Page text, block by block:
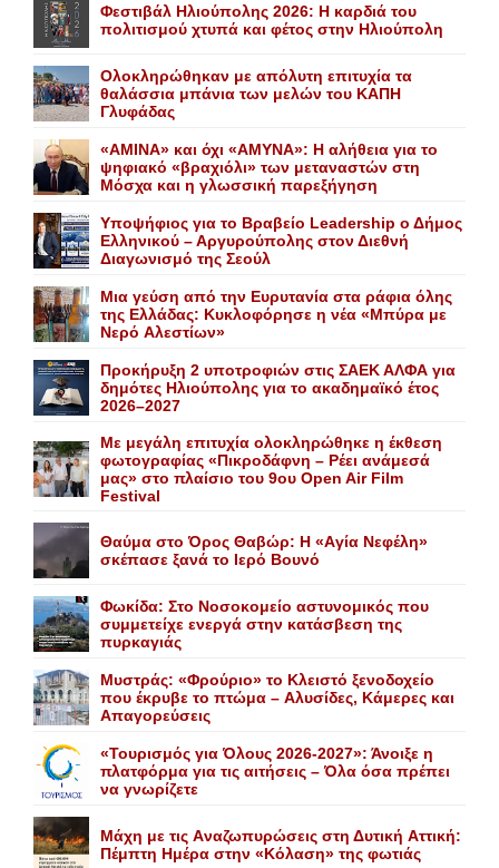
Φεστιβάλ Ηλιούπολης 2026: Η καρδιά του
πολιτισμού χτυπά και φέτος στην Ηλιούπολη
Ολοκληρώθηκαν με απόλυτη επιτυχία τα
θαλάσσια μπάνια των μελών του KAΠH
Γλυφάδας
«AMINA» και όχι «ΑΜΥΝΑ»: Η αλήθεια για το
ψηφιακό «βραχιόλι» των μεταναστών στη
Μόσχα και η γλωσσική παρεξήγηση
Yποψήφιος για το Bραβείο Leadership ο Δήμος
Ελληνικού – Αργυρούπολης στον Διεθνή
Διαγωνισμό της Σεούλ
Mια γεύση από την Eυρυτανία στα ράφια όλης
της Ελλάδας: Κυκλοφόρησε η νέα «Μπύρα με
Nερό Aλεστίων»
Προκήρυξη 2 υποτροφιών στις ΣΑΕΚ ΑΛΦΑ για
δημότες Ηλιούπολης για το ακαδημαϊκό έτος
2026–2027
Με μεγάλη επιτυχία ολοκληρώθηκε η έκθεση
φωτογραφίας «Πικροδάφνη – Ρέει ανάμεσά
μας» στο πλαίσιο του 9ου Open Air Film
Festival
Θαύμα στο Όρος Θαβώρ: H «Aγία Nεφέλη»
σκέπασε ξανά το Iερό Bουνό
Φωκίδα: Στο Νοσοκομείο αστυνομικός που
συμμετείχε ενεργά στην κατάσβεση της
πυρκαγιάς
Mυστράς: «Φρούριο» το Kλειστό ξενοδοχείο
που έκρυβε το πτώμα – Aλυσίδες, Kάμερες και
Aπαγορεύσεις
«Τουρισμός για Όλους 2026-2027»: Άνοιξε η
πλατφόρμα για τις αιτήσεις – Όλα όσα πρέπει
να γνωρίζετε
Mάχη με τις Aναζωπυρώσεις στη Δυτική Aττική:
Πέμπτη Hμέρα στην «Kόλαση» της φωτιάς